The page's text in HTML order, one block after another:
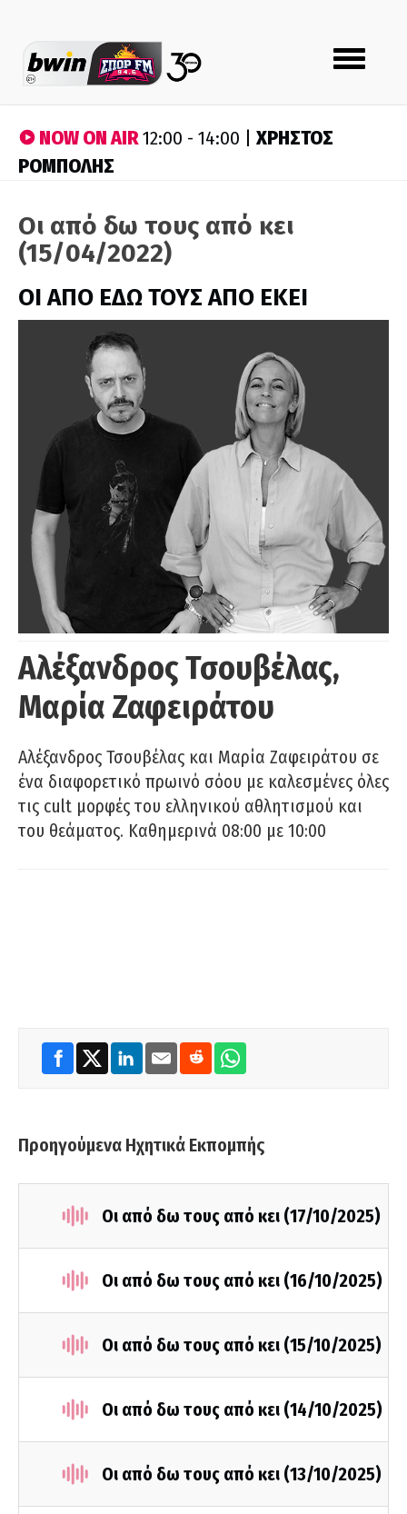
Toggle
navigation
NOW ON AIR12:00 - 14:00 | ΧΡΗΣΤΟΣ
ΡΟΜΠΟΛΗΣ
Οι από δω τους από κει
(15/04/2022)
ΟΙ ΑΠΟ ΕΔΩ ΤΟΥΣ ΑΠΟ ΕΚΕΙ
Αλέξανδρος Τσουβέλας,
Μαρία Ζαφειράτου
Αλέξανδρος Τσουβέλας και Μαρία Ζαφειράτου σε
ένα διαφορετικό πρωινό σόου με καλεσμένες όλες
τις cult μορφές του ελληνικού αθλητισμού και
του θεάματος. Καθημερινά 08:00 με 10:00
Προηγούμενα Ηχητικά Εκπομπής
Οι από δω τους από κει (17/10/2025)
Οι από δω τους από κει (16/10/2025)
Οι από δω τους από κει (15/10/2025)
Οι από δω τους από κει (14/10/2025)
Οι από δω τους από κει (13/10/2025)